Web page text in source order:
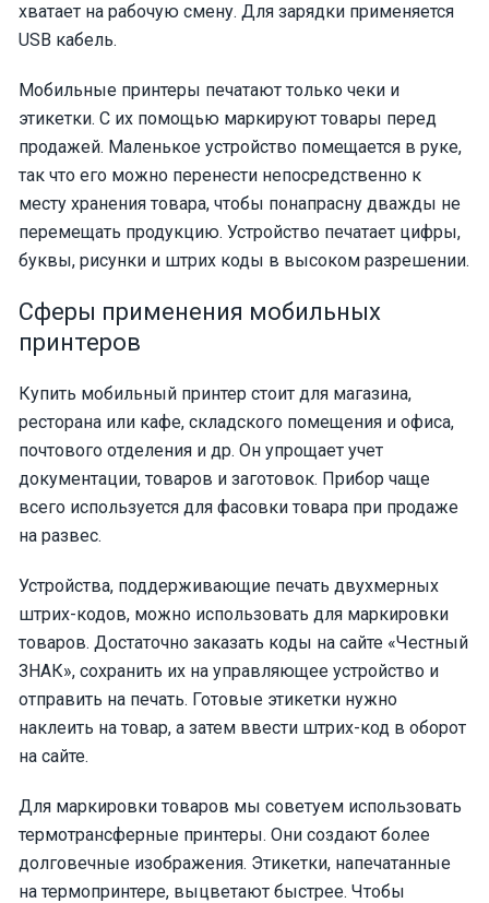
хватает на рабочую смену. Для зарядки применяется
USB кабель.
Мобильные принтеры печатают только чеки и
этикетки. С их помощью маркируют товары перед
продажей. Маленькое устройство помещается в руке,
так что его можно перенести непосредственно к
месту хранения товара, чтобы понапрасну дважды не
перемещать продукцию. Устройство печатает цифры,
буквы, рисунки и штрих коды в высоком разрешении.
Сферы применения мобильных
принтеров
Купить мобильный принтер стоит для магазина,
ресторана или кафе, складского помещения и офиса,
почтового отделения и др. Он упрощает учет
документации, товаров и заготовок. Прибор чаще
всего используется для фасовки товара при продаже
на развес.
Устройства, поддерживающие печать двухмерных
штрих-кодов, можно использовать для маркировки
товаров. Достаточно заказать коды на сайте «Честный
ЗНАК», сохранить их на управляющее устройство и
отправить на печать. Готовые этикетки нужно
наклеить на товар, а затем ввести штрих-код в оборот
на сайте.
Для маркировки товаров мы советуем использовать
термотрансферные принтеры. Они создают более
долговечные изображения. Этикетки, напечатанные
на термопринтере, выцветают быстрее. Чтобы